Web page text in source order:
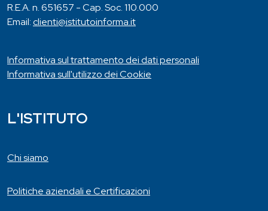
R.E.A. n. 651657 - Cap. Soc. 110.000
Email:clienti@istitutoinforma.it
Informativa sul trattamento dei dati personali
Informativa sull'utilizzo dei Cookie
L'ISTITUTO
Chi siamo
Politiche aziendali e Certificazioni